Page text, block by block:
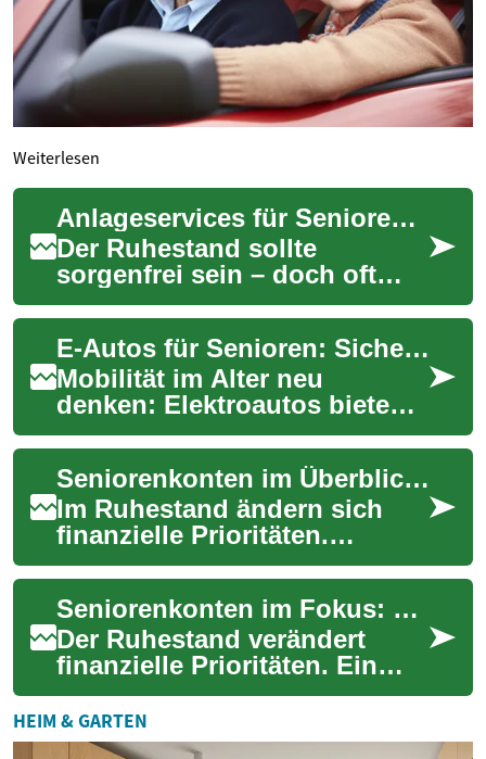
Weiterlesen
Anlageservices für Senioren: Sichere Finanzen im Ruhestand
Der Ruhestand sollte
sorgenfrei sein – doch oft
bringt er finanzielle
Unsicherheiten mit sich.
Dieser Beitrag erläute...
E-Autos für Senioren: Sicher, kompakt und alltagsgerecht
Mobilität im Alter neu
denken: Elektroautos bieten
für Senioren viele Vorteile –
von leiser Fahrweise und
einfacher B...
Seniorenkonten im Überblick: Sicher im Ruhestand
Im Ruhestand ändern sich
finanzielle Prioritäten.
Seniorenkonten bieten auf
ältere Menschen
zugeschnittene Konditione...
Seniorenkonten im Fokus: Sicher und günstig im Ruhestand
Der Ruhestand verändert
finanzielle Prioritäten. Ein
speziell auf ältere Kunden
zugeschnittenes
Seniorenkonto erleich...
HEIM & GARTEN